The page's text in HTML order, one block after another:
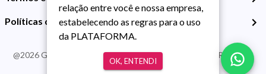
Políticas de Cookies
@2026Guarida Imóvel. Todos os direitos reservados. CRECI RS -
413J | CNPJ Guarida: 89.398.606/0001-30
relação entre você e nossa empresa,
estabelecendo as regras para o uso
da PLATAFORMA.
OK, ENTENDI